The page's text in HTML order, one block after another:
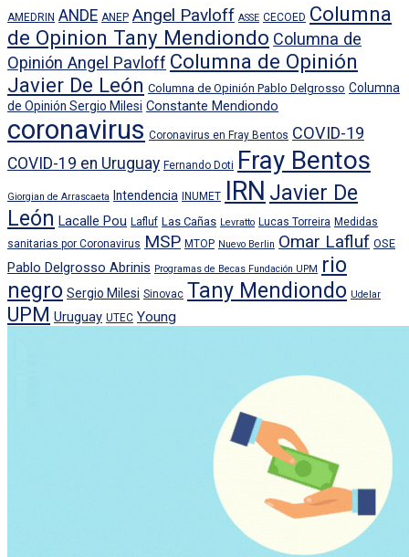
AMEDRIN ANDE ANEP Angel Pavloff ASSE CECOED Columna
de Opinion Tany Mendiondo Columna de
Opinión Angel Pavloff Columna de Opinión
Javier De León Columna de Opinión Pablo Delgrosso Columna
de Opinión Sergio Milesi Constante Mendiondo
coronavirus Coronavirus en Fray Bentos COVID-19
COVID-19 en Uruguay Fernando Doti Fray Bentos
Giorgian de Arrascaeta Intendencia INUMET IRN Javier De
León Lacalle Pou Lafluf Las Cañas Levratto Lucas Torreira Medidas
sanitarias por Coronavirus MSP MTOP Nuevo Berlin Omar Lafluf OSE
Pablo Delgrosso Abrinis Programas de Becas Fundación UPM rio
negro Sergio Milesi Sinovac Tany Mendiondo Udelar
UPM Uruguay UTEC Young